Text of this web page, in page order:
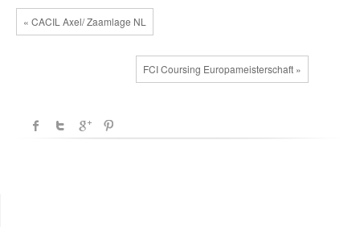
« CACIL Axel/ Zaamlage NL
FCI Coursing Europameisterschaft »